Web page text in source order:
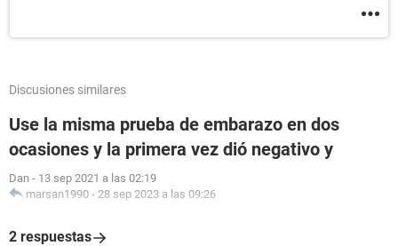
Discusiones similares
Use la misma prueba de embarazo en dos
ocasiones y la primera vez dió negativo y
Dan - 13 sep 2021 a las 02:19
marsan1990 - 28 sep 2023 a las 09:26
2 respuestas